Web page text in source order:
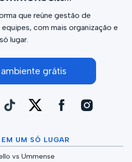
que reúne gestão de
com mais organização e
lugar.
grátis
UM SÓ LUGAR
vs Ummense